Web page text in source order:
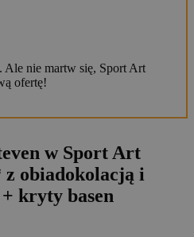
Ale nie martw się, Sport Art
ofertę!
w Sport Art
obiadokolacją i
kryty basen